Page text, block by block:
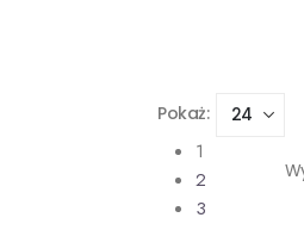
Pokaż:
1
2
3